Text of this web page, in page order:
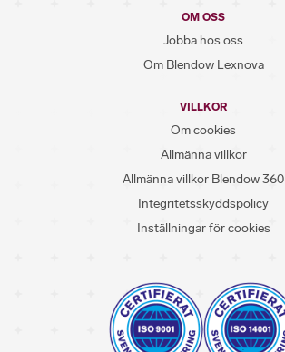
OM OSS
Jobba hos oss
Om Blendow Lexnova
VILLKOR
Om cookies
Allmänna villkor
Allmänna villkor Blendow 360
Integritetsskyddspolicy
Inställningar för cookies